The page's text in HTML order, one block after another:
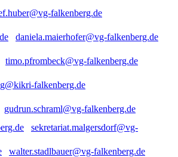
falkenberg.de
daniela.maierhofer@vg-falkenberg.de
timo.pfrombeck@vg-falkenberg.de
falkenberg.de
gudrun.schraml@vg-falkenberg.de
sekretariat.malgersdorf@vg-
walter.stadlbauer@vg-falkenberg.de